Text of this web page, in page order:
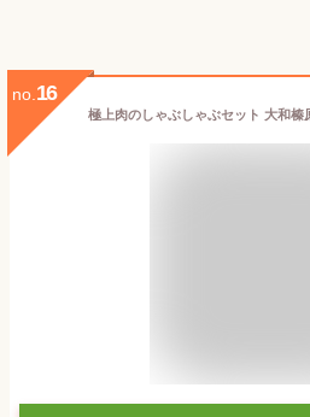
no. 16